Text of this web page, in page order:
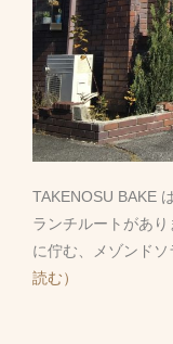
TAKENOSU BAKE
ランチルートがあ
に佇む、メゾンド
読む）